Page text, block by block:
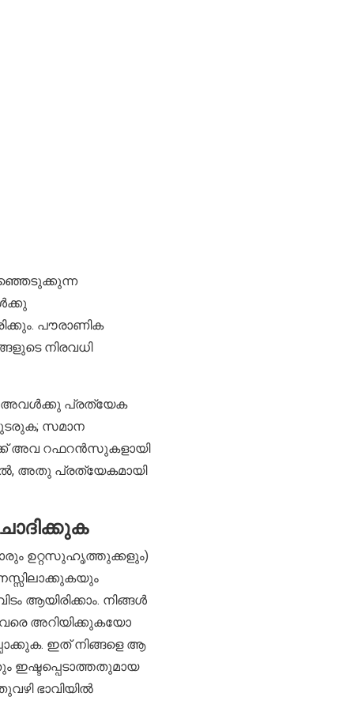
പൗരാണിക
നിരവധി
അവൾക്കു പ്രത്യേക
സമാന
അവ റഫറൻസുകളായി
അതു പ്രത്യേകമായി
ഉറ്റസുഹൃത്തുക്കളും)
ആയിരിക്കാം. നിങ്ങൾ
അറിയിക്കുകയോ
ഇത് നിങ്ങളെ ആ
ഇഷ്ടപ്പെടാത്തതുമായ
ഭാവിയിൽ